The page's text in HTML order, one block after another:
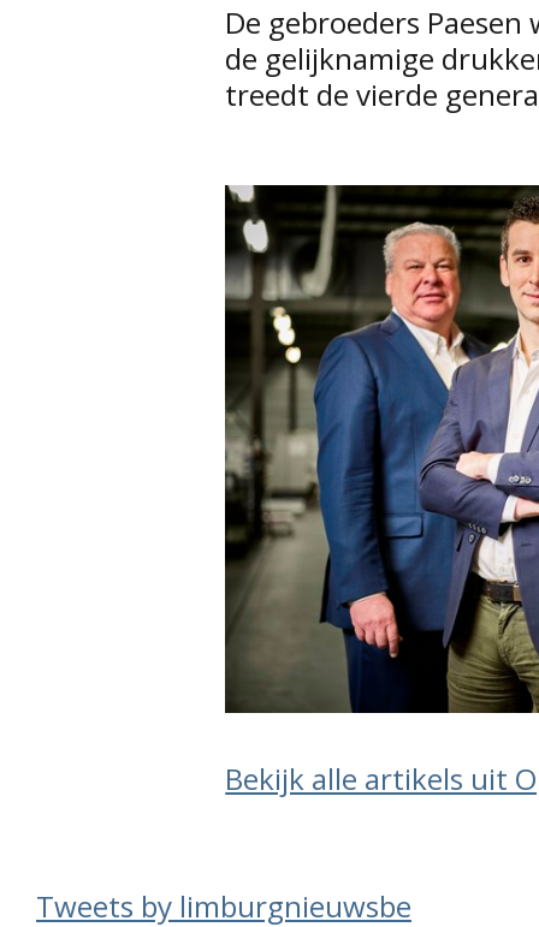
De gebroeders
de gelijknamige
treedt de vierde
Bekijk alle artikels uit
Tweets by limburgnieuwsbe